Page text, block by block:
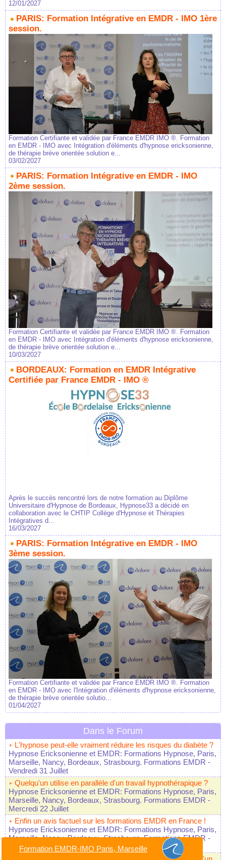
12/01/2027
PARIS: Formation Intégrative en EMDR - IMO 1ère
session.
Formation Certifiante et validée par France EMDR IMO ®. Formation
en EMDR - IMO avec Intégration d'éléments d'hypnose ericksonienne,
de thérapie brève orientée solution e...
03/02/2027
PARIS: Formation Intégrative en EMDR - IMO
2ème session.
Formation Certifiante et validée par France EMDR IMO ®. Formation
en EMDR - IMO avec Intégration d'éléments d'hypnose ericksonienne,
de thérapie brève orientée solution e...
10/03/2027
BORDEAUX: Formation en EMDR Intégrative
Certifiée par France EMDR - IMO ®
Après le succès rencontré lors de notre formation au Diplôme
Universitaire d'Hypnose de Bordeaux, Hypnose33 a décidé en
collaboration avec le CHTIP Collège d'Hypnose et Thérapies
Intégratives d...
16/03/2027
PARIS: Formation Intégrative en EMDR - IMO
3ème session.
Formation Certifiante et validée par France EMDR IMO ®. Formation
en EMDR - IMO avec l'Intégration d'éléments d'hypnose ericksonienne,
de thérapie brève orientée solutio...
01/04/2027
Dans le Forum
L'hypnose peut-elle vraiment réduire les risques du diabète ?
Hypnose Ericksonienne et EMDR: Formations Hypnose, Paris,
Marseille, Nancy, Bordeaux, Strasbourg. Formations EMDR -
Vendredi 31 Juillet
Quelqu'un utilise en parallèle d'un travail hypnothérapique ?
Hypnose Ericksonienne et EMDR: Formations Hypnose, Paris,
Marseille, Nancy, Bordeaux, Strasbourg. Formations EMDR -
Mercredi 22 Juillet
Enfin un avis factuel sur les formations EMDR en France !
Hypnose Ericksonienne et EMDR: Formations Hypnose, Paris,
Marseille, Nancy, Bordeaux, Strasbourg. Formations EMDR -
Lundi 20 Juillet
Formation EMDR-IMO Paris, Marseille